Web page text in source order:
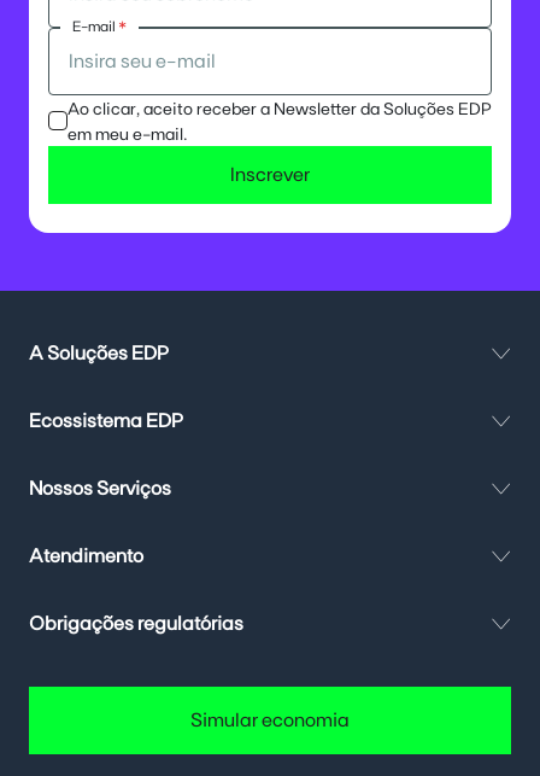
E-mail *
Ao clicar, aceito receber a Newsletter da Soluções EDP
em meu e-mail.
Inscrever
A Soluções EDP
Ecossistema EDP
Nossos Serviços
Atendimento
Obrigações regulatórias
Simular economia